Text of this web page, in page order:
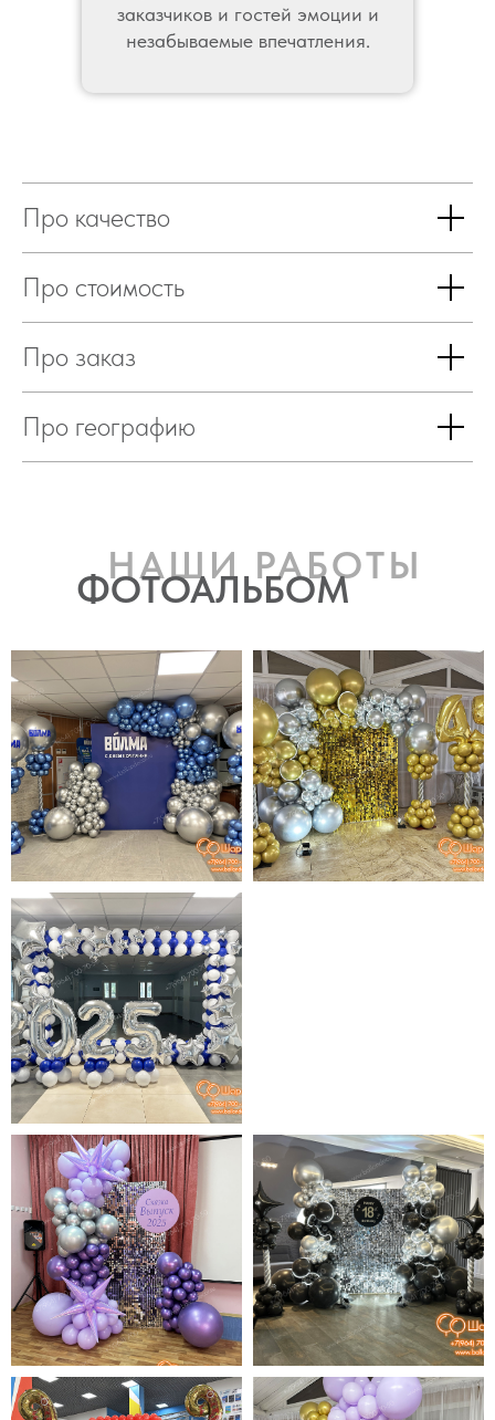
заказчиков и гостей эмоции и
незабываемые впечатления.
Про качество
Про стоимость
Про заказ
Про географию
НАШИ РАБОТЫ
ФОТОАЛЬБОМ